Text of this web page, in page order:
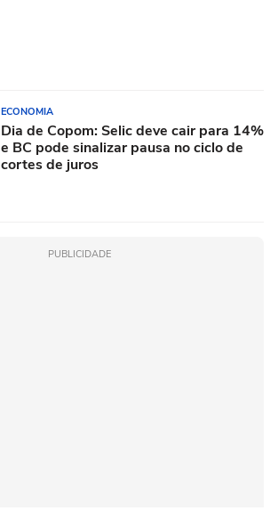
ECONOMIA
Dia de Copom: Selic deve cair para 14%
e BC pode sinalizar pausa no ciclo de
cortes de juros
PUBLICIDADE